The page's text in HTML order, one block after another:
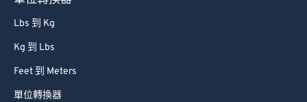
Lbs 到 Kg
Kg 到 Lbs
Feet 到 Meters
單位轉換器